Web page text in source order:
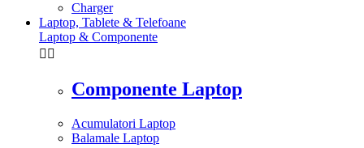
Charger
Laptop, Tablete & Telefoane
Laptop & Componente
 
Componente Laptop
Acumulatori Laptop
Balamale Laptop